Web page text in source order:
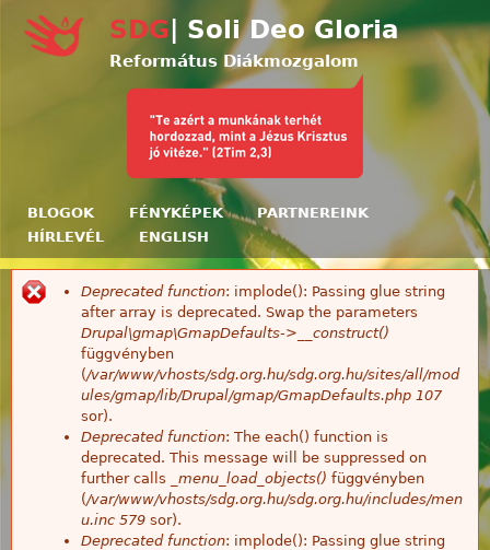
Ugrás a tartalomra
SDG | Soli Deo Gloria
Református Diákmozgalom
BLOGOK FÉNYKÉPEK
PARTNEREINK
HÍRLEVÉL
ENGLISH
Hibaüzenet
Deprecated function: implode(): Passing glue string
after array is deprecated. Swap the parameters
Drupal\gmap\GmapDefaults->__construct()
függvényben
(/var/www/vhosts/sdg.org.hu/sdg.org.hu/sites/all/mod
ules/gmap/lib/Drupal/gmap/GmapDefaults.php 107
sor).
Deprecated function: The each() function is
deprecated. This message will be suppressed on
further calls
_menu_load_objects() függvényben
(/var/www/vhosts/sdg.org.hu/sdg.org.hu/includes/men
u.inc 579 sor).
Deprecated function: implode(): Passing glue string